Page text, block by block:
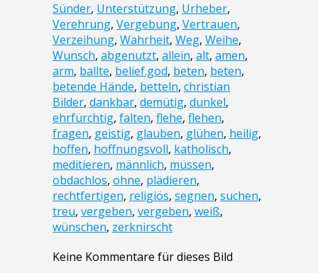
Sünder, Unterstützung, Urheber,
Verehrung, Vergebung, Vertrauen,
Verzeihung, Wahrheit, Weg, Weihe,
Wunsch, abgenutzt, allein, alt, amen,
arm, ballte, belief.god, beten, beten,
betende Hände, betteln, christian
Bilder, dankbar, demütig, dunkel,
ehrfürchtig, falten, flehe, flehen,
fragen, geistig, glauben, glühen, heilig,
hoffen, hoffnungsvoll, katholisch,
meditieren, männlich, müssen,
obdachlos, ohne, plädieren,
rechtfertigen, religiös, segnen, suchen,
treu, vergeben, vergeben, weiß,
wünschen, zerknirscht
Keine Kommentare für dieses Bild